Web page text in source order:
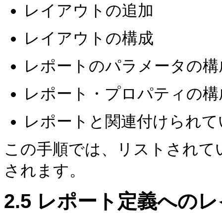
レイアウトの追加
レイアウトの構成
レポートのパラメータの構
レポート・プロパティの構
レポートと関連付けられ
この手順では、リストされ
されます。
2.5 レポート定義への